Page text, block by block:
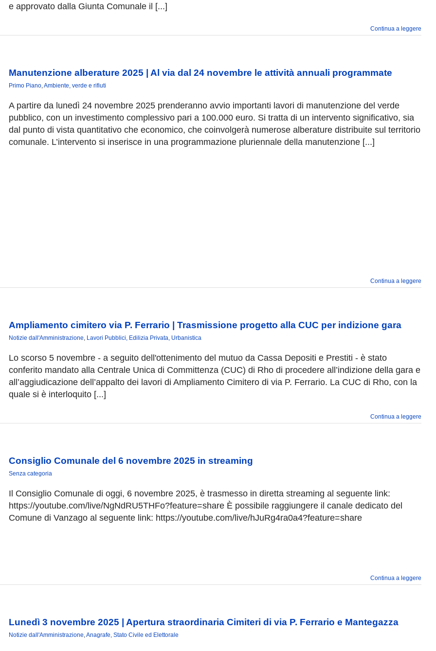
e approvato dalla Giunta Comunale il [...]
Continua a leggere
Manutenzione alberature 2025 | Al via dal 24 novembre le attività annuali programmate
Primo Piano,Ambiente, verde e rifiuti
A partire da lunedì 24 novembre 2025 prenderanno avvio importanti lavori di manutenzione del verde
pubblico, con un investimento complessivo pari a 100.000 euro. Si tratta di un intervento significativo, sia
dal punto di vista quantitativo che economico, che coinvolgerà numerose alberature distribuite sul territorio
comunale. L’intervento si inserisce in una programmazione pluriennale della manutenzione [...]
Continua a leggere
Ampliamento cimitero via P. Ferrario | Trasmissione progetto alla CUC per indizione gara
Notizie dall'Amministrazione, Lavori Pubblici, Edilizia Privata, Urbanistica
Lo scorso 5 novembre - a seguito dell'ottenimento del mutuo da Cassa Depositi e Prestiti - è stato
conferito mandato alla Centrale Unica di Committenza (CUC) di Rho di procedere all’indizione della gara e
all’aggiudicazione dell’appalto dei lavori di Ampliamento Cimitero di via P. Ferrario. La CUC di Rho, con la
quale si è interloquito [...]
Continua a leggere
Consiglio Comunale del 6 novembre 2025 in streaming
Senza categoria
Il Consiglio Comunale di oggi, 6 novembre 2025, è trasmesso in diretta streaming al seguente link:
https://youtube.com/live/NgNdRU5THFo?feature=share È possibile raggiungere il canale dedicato del
Comune di Vanzago al seguente link: https://youtube.com/live/hJuRg4ra0a4?feature=share
Continua a leggere
Lunedì 3 novembre 2025 | Apertura straordinaria Cimiteri di via P. Ferrario e Mantegazza
Notizie dall'Amministrazione,Anagrafe, Stato Civile ed Elettorale